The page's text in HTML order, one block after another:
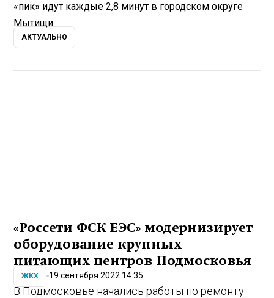
«пик» идут каждые 2,8 минут в городском округе
Мытищи.
АКТУАЛЬНО
«Россети ФСК ЕЭС» модернизирует
оборудование крупных
питающих центров Подмосковья
ЖКХ 19 сентября 2022 14:35
В Подмосковье начались работы по ремонту